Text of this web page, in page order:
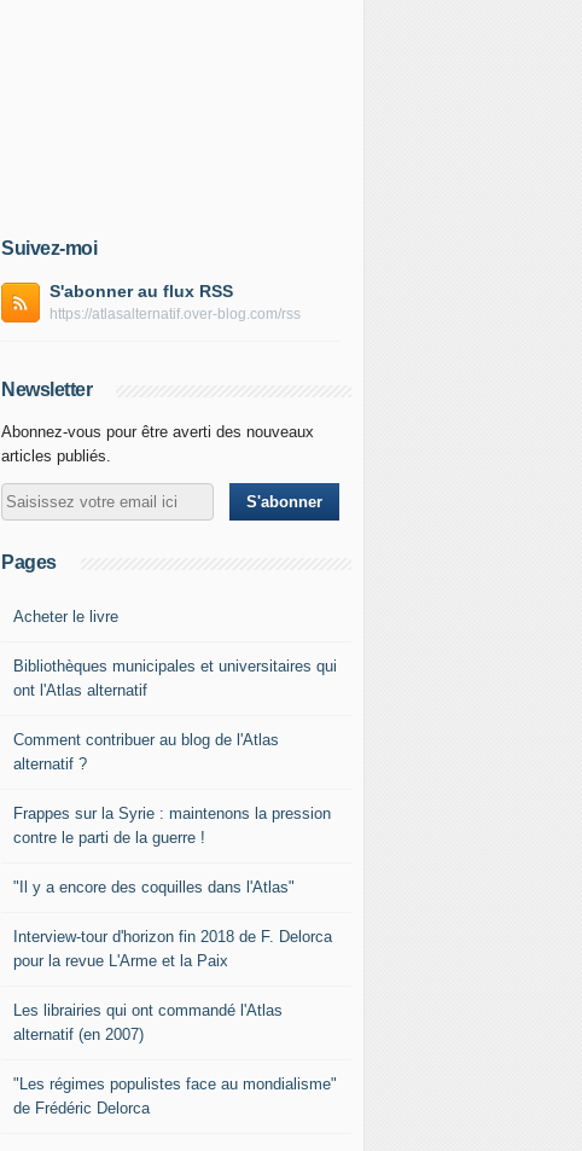
Suivez-moi
S'abonner au flux RSS
https://atlasalternatif.over-blog.com/rss
Newsletter
Abonnez-vous pour être averti des nouveaux
articles publiés.
Pages
Acheter le livre
Bibliothèques municipales et universitaires qui
ont l'Atlas alternatif
Comment contribuer au blog de l'Atlas
alternatif ?
Frappes sur la Syrie : maintenons la pression
contre le parti de la guerre !
"Il y a encore des coquilles dans l'Atlas"
Interview-tour d'horizon fin 2018 de F. Delorca
pour la revue L'Arme et la Paix
Les librairies qui ont commandé l'Atlas
alternatif (en 2007)
"Les régimes populistes face au mondialisme"
de Frédéric Delorca